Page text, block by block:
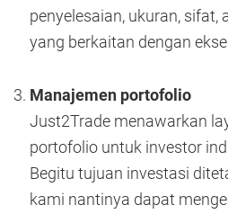
penyelesaian, ukuran,
yang berkaitan dengan
Manajemen portofolio
Just2Trade menawarkan
portofolio untuk investor
Begitu tujuan investasi
kami nantinya dapat